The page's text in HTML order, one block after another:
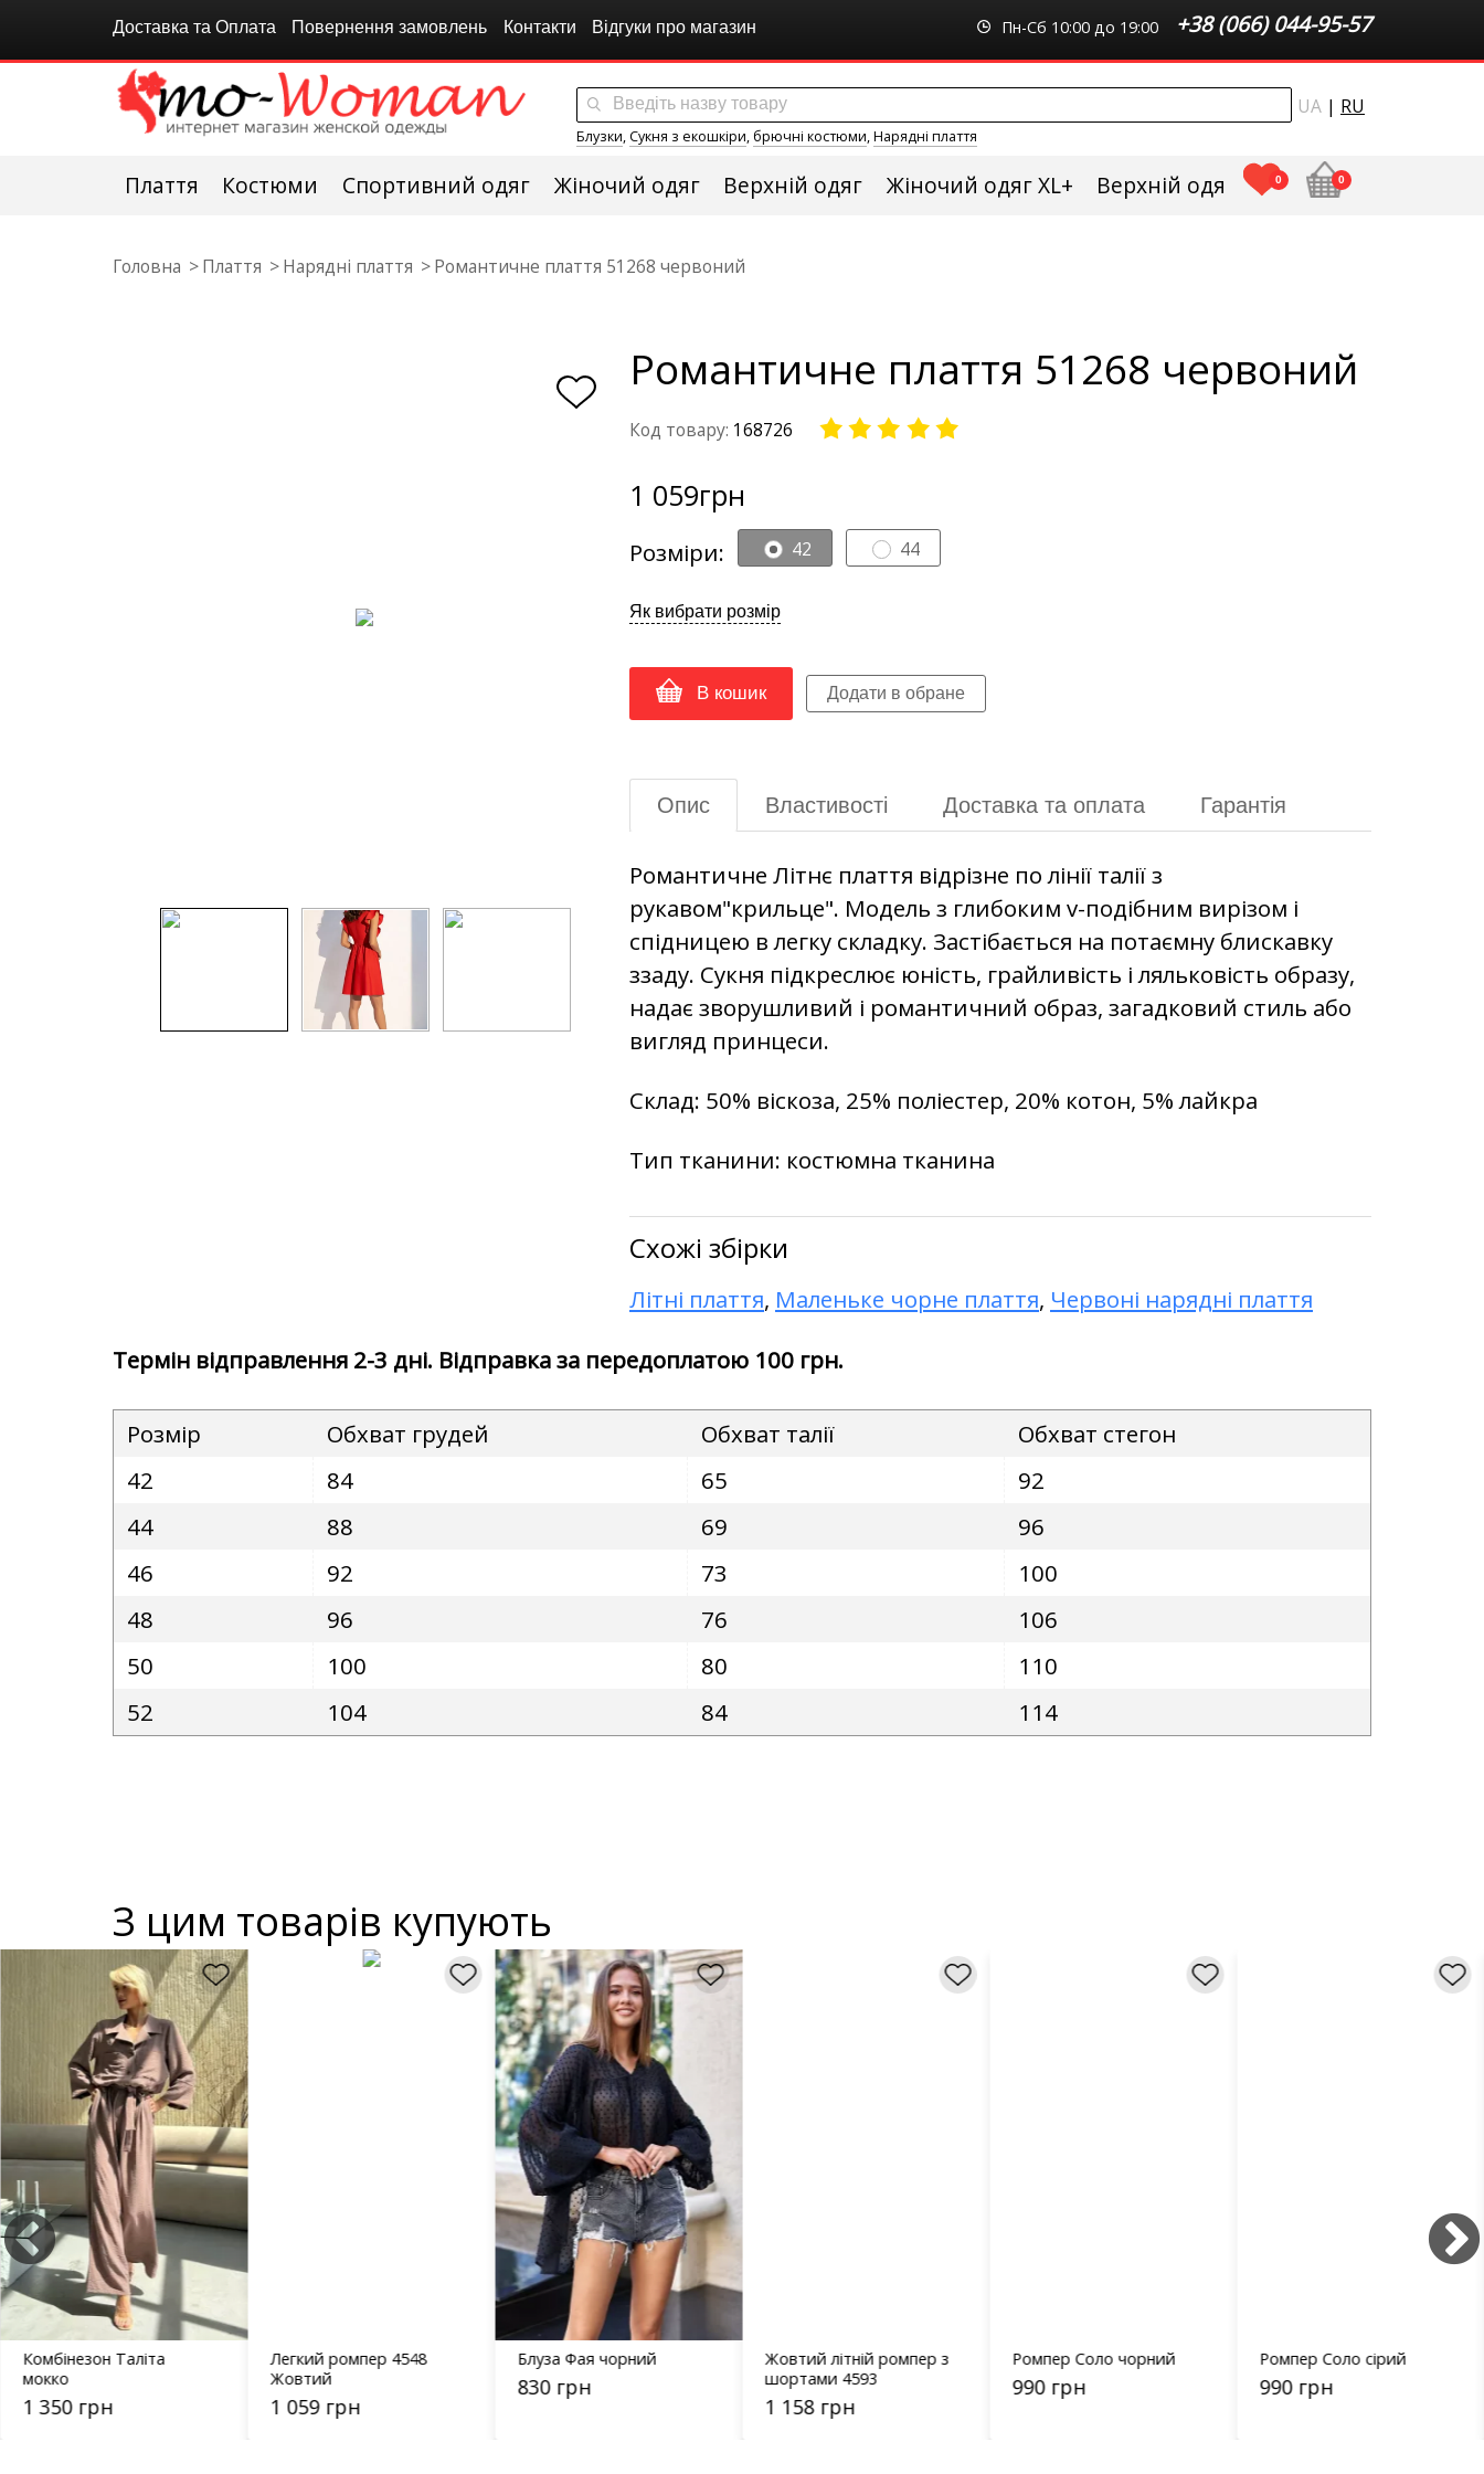
Доставка та Оплата Повернення замовлень Контакти Відгуки про магазин +38 (066) 044-95-57
Пн-Сб 10:00 до 19:00
UA | RU
Блузки, Сукня з екошкіри, брючні костюми,Нарядні плаття
Плаття Костюми Спортивний одяг Жіночий одяг Верхній одяг Жіночий одяг XL+ Верхній одяг плюс сайз
0 0
Головна Плаття Нарядні плаття Романтичне плаття 51268 червоний
Романтичне плаття 51268 червоний
Код товару: 168726
1 059грн
Розміри: 42 44
Як вибрати розмір
В кошик
Опис Властивості Доставка та оплата Гарантія
Романтичне Літнє плаття відрізне по лінії талії з
рукавом"крильце". Модель з глибоким v-подібним вирізом і
спідницею в легку складку. Застібається на потаємну блискавку
ззаду. Сукня підкреслює юність, грайливість і ляльковість образу,
надає зворушливий і романтичний образ, загадковий стиль або
вигляд принцеси.
Склад: 50% віскоза, 25% поліестер, 20% котон, 5% лайкра
Тип тканини: костюмна тканина
Схожі збірки
Літні плаття, Маленьке чорне плаття, Червоні нарядні плаття
Термін відправлення 2-3 дні. Відправка за передоплатою 100 грн.
Розмір Обхват грудей Обхват талії
Обхват стегон
42
84 65
92
44
88 69
96
46
92 73
100
48
96 76
106
50
100 80
110
52
104 84 114
З цим товарів купують
Комбінезон Таліта
мокко
1 350 грн
Легкий ромпер 4548
Жовтий
1 059 грн
Блуза Фая чорний
830 грн
Жовтий літній ромпер з
шортами 4593
1 158 грн
Ромпер Соло чорний
990 грн
Ромпер Соло сірий
990 грн